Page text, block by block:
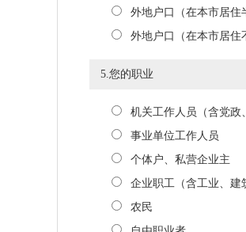
外地户口（在本市居住
外地户口（在本市居住
5.您的职业
机关工作人员（含党政
事业单位工作人员
个体户、私营企业主
企业职工（含工业、建
农民